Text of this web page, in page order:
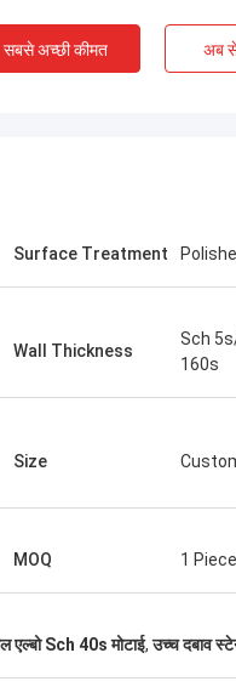
--- एमी
जारी रखेगा।
सबसे अच्छी कीमत अब
Surface Treatment
Wall Thickness
Sch
160s
Size
MOQ 1 Piece
एल्बो Sch 40s मोटाई,उच्च दबाव